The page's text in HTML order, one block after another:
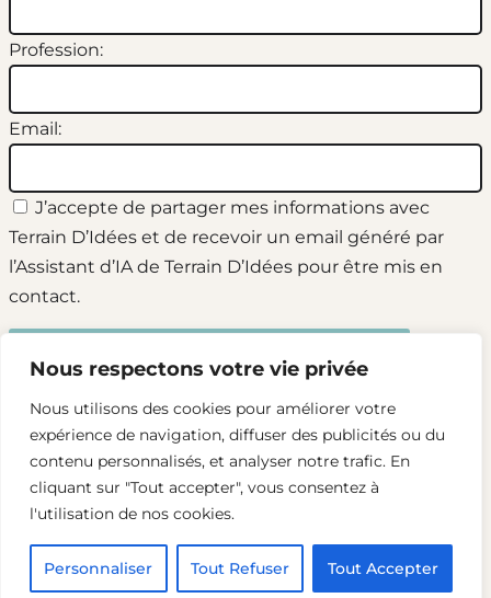
Nous respectons votre vie privée
Nous utilisons des cookies pour améliorer votre
expérience de navigation, diffuser des publicités ou du
contenu personnalisés, et analyser notre trafic. En
cliquant sur "Tout accepter", vous consentez à
l'utilisation de nos cookies.
Personnaliser Tout Refuser Tout Accepter
Profession:
Email:
J’accepte de partager mes informations avec
Terrain D’Idées et de recevoir un email généré par
l’Assistant d’IA de Terrain D’Idées pour être mis en
contact.
LinkedIn